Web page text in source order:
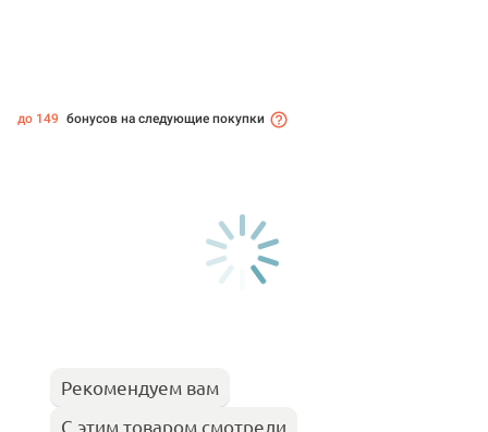
до 149 бонусов на следующие покупки
Рекомендуем вам
С этим товаром смотрели